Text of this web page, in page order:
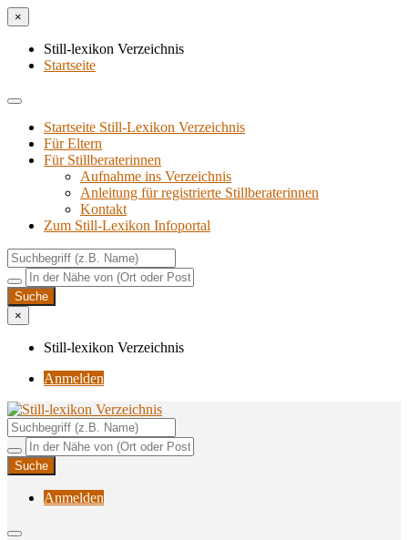
×
Still-lexikon Verzeichnis
Startseite
Startseite Still-Lexikon Verzeichnis
Für Eltern
Für Stillberaterinnen
Aufnahme ins Verzeichnis
Anlei­tung für regis­trier­te Stillberaterinnen
Kon­takt
Zum Still-Lexikon Infoportal
×
Still-lexikon Verzeichnis
Anmelden
Still-lexikon Verzeichnis
Unterstützungsangebote rund ums Stillen
Anmelden